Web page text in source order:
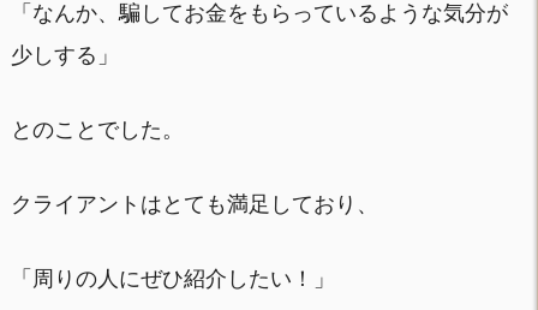
「なんか、騙してお金をもらっているような気分が
少しする」
とのことでした。
クライアントはとても満足しており、
「周りの人にぜひ紹介したい！」